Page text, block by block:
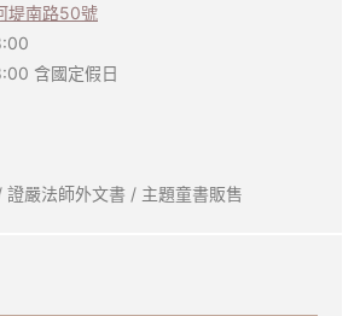
堤南路50號
含國定假日
證嚴法師外文書 / 主題童書販售